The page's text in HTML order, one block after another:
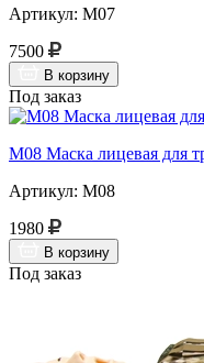
Артикул: М07
7500
В корзину
Под заказ
М08 Маска лицевая для
Артикул: М08
1980
В корзину
Под заказ